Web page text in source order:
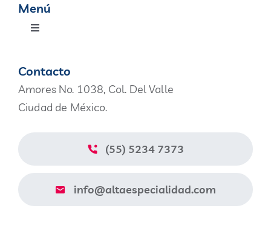
Menú
Toggle
Contacto
Amores No. 1038, Col. Del Valle
Ciudad de México.
(55) 5234 7373
info@altaespecialidad.com